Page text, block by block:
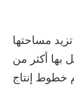
مساحتها
بها أكثر من
خطوط إنتاج